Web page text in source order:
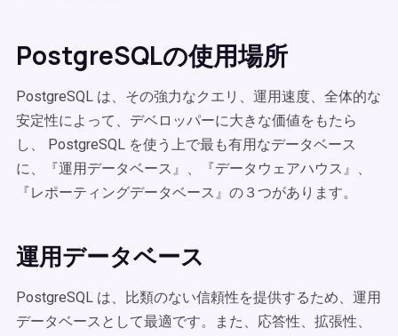
PostgreSQLの使用場所
PostgreSQL は、その強力なクエリ、運用速度、全体的な
安定性によって、デベロッパーに大きな価値をもたら
し、 PostgreSQL を使う上で最も有用なデータベース
に、『運用データベース』、『データウェアハウス』、
『レポーティングデータベース』の３つがあります。
運用データベース
PostgreSQL は、比類のない信頼性を提供するため、運用
データベースとして最適です。また、応答性、拡張性、